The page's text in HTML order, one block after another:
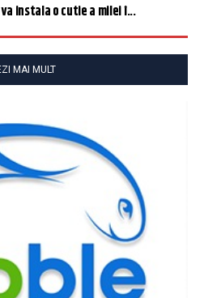
instala o cutie a milei î...
MAI MULT